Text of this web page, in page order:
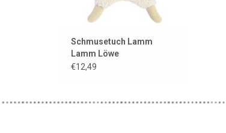
Schmusetuch Lamm
Lamm Löwe
€12,49